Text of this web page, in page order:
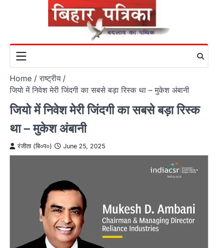
Home
राष्ट्रीय
जियो में निवेश मेरी जिंदगी का सबसे बड़ा रिस्क था – मुकेश अंबानी
जियो में निवेश मेरी जिंदगी का सबसे बड़ा रिस्क
था – मुकेश अंबानी
रंजीता (बि०प०) June 25, 2025